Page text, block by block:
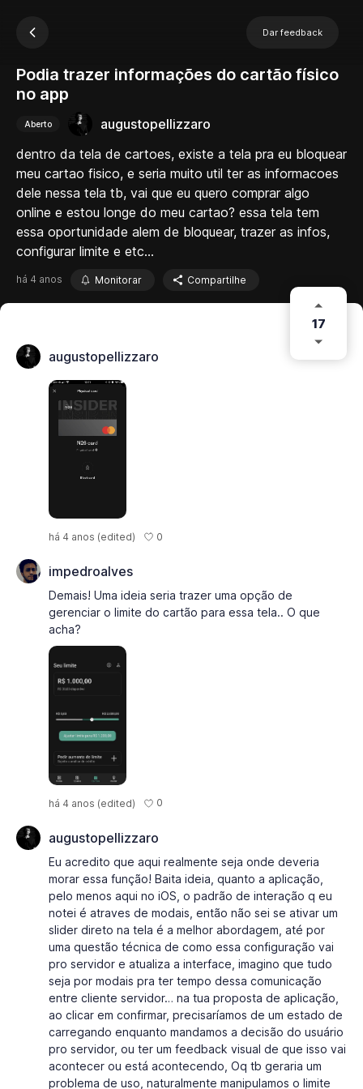
Dar feedback
Podia trazer informações do cartão físico
no app
Aberto
augustopellizzaro
dentro da tela de cartoes, existe a tela pra eu bloquear
meu cartao fisico, e seria muito util ter as informacoes
dele nessa tela tb, vai que eu quero comprar algo
online e estou longe do meu cartao? essa tela tem
essa oportunidade alem de bloquear, trazer as infos,
configurar limite e etc...
há 4 anos Monitorar Compartilhe
17
augustopellizzaro
há 4 anos (edited) 0
impedroalves
Demais! Uma ideia seria trazer uma opção de
gerenciar o limite do cartão para essa tela.. O que
acha?
há 4 anos (edited) 0
augustopellizzaro
Eu acredito que aqui realmente seja onde deveria
morar essa função! Baita ideia, quanto a aplicação,
pelo menos aqui no iOS, o padrão de interação q eu
notei é atraves de modais, então não sei se ativar um
slider direto na tela é a melhor abordagem, até por
uma questão técnica de como essa configuração vai
pro servidor e atualiza a interface, imagino que tudo
seja por modais pra ter tempo dessa comunicação
entre cliente servidor… na tua proposta de aplicação,
ao clicar em confirmar, precisaríamos de um estado de
carregando enquanto mandamos a decisão do usuário
pro servidor, ou ter um feedback visual de que isso vai
acontecer ou está acontecendo, Oq tb geraria um
problema de uso, naturalmente manipulamos o limite